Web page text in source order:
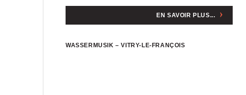
EN SAVOIR PLUS...
WASSERMUSIK – VITRY-LE-FRANÇOIS